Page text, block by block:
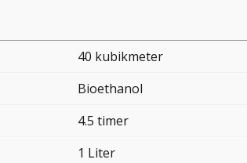
40 kubikmeter
Bioethanol
4.5 timer
1 Liter